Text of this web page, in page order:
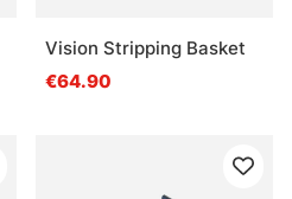
Vision Stripping Basket
€64.90